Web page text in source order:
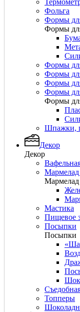
Фольга
Формы
Формы
Формы
Формы
Формы
Формы
Формы
Шпажки,
Декор
Декор
Мастика
Пищевое
Посыпки
Посыпки
Топперы